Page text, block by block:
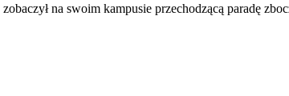
na swoim kampusie przechodzącą paradę